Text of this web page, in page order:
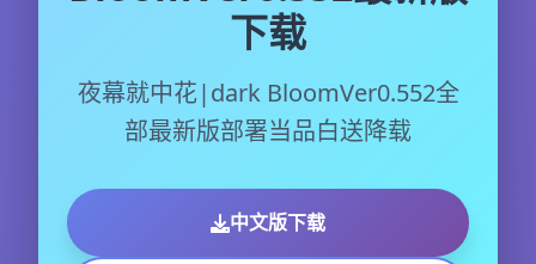
下载
夜幕就中花|dark BloomVer0.552全
部最新版部署当品白送降载
中文版下载